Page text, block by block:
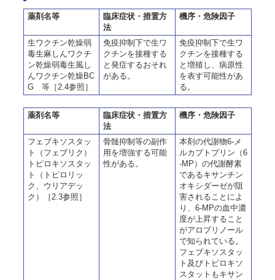
薬剤名等
臨床症状・措置方
法
機序・危険因子
生ワクチン乾燥弱
毒生麻しんワクチ
ン乾燥弱毒生風し
んワクチン乾燥BC
G 等［2.4参照］
免疫抑制下で生ワ
クチンを接種する
と発症するおそれ
がある。
免疫抑制下で生ワ
クチンを接種する
と増殖し、病原性
を表す可能性があ
る。
薬剤名等
臨床症状・措置方
法
機序・危険因子
フェブキソスタッ
ト（フェブリク）
トピロキソスタッ
ト（トピロリッ
ク、ウリアデッ
ク）［2.3参照］
骨髄抑制等の副作
用を増強する可能
性がある。
本剤の代謝物6-メ
ルカプトプリン（6
-MP）の代謝酵素
であるキサンチン
オキシダーゼが阻
害されることによ
り、6-MPの血中濃
度が上昇すること
がアロプリノール
で知られている。
フェブキソスタッ
ト及びトピロキソ
スタットもキサン